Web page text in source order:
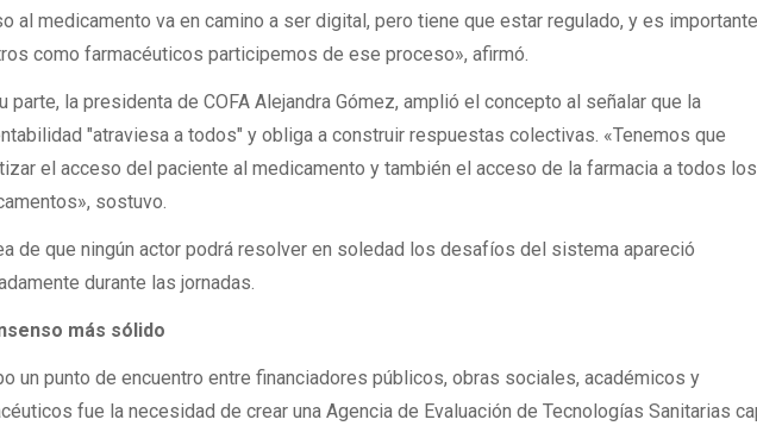
al medicamento va en camino a ser digital, pero tiene que estar regulado, y es
como farmacéuticos participemos de ese proceso», afirmó.
parte, la presidenta de COFA Alejandra Gómez, amplió el concepto al señalar que la
"atraviesa a todos" y obliga a construir respuestas colectivas. «Tenemos que
el acceso del paciente al medicamento y también el acceso de la farmacia a todos los
sostuvo.
de que ningún actor podrá resolver en soledad los desafíos del sistema apareció
durante las jornadas.
más sólido
un punto de encuentro entre financiadores públicos, obras sociales, académicos y
fue la necesidad de crear una Agencia de Evaluación de Tecnologías Sanitarias